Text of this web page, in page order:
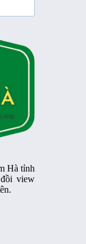
Hà tỉnh
view